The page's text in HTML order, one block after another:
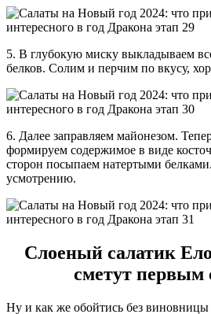
5. В глубокую миску выкладываем
белков. Солим и перчим по вкусу,
6. Далее заправляем майонезом.
формируем содержимое в виде
сторон посыпаем натертыми
усмотрению.
Слоеный салатик
сметут первым
Ну и как же обойтись без